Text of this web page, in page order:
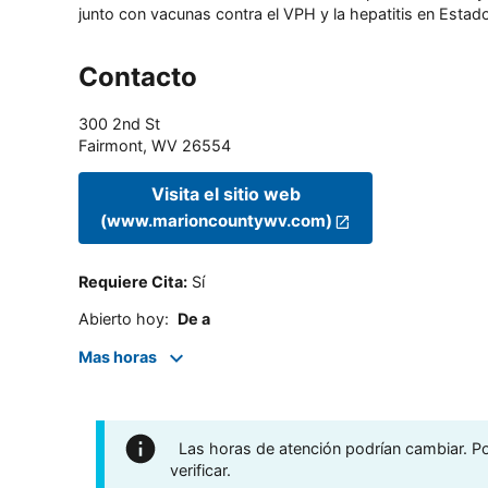
junto con vacunas contra el VPH y la hepatitis en
Contacto
300 2nd St
Fairmont, WV 26554
Visita el sitio web
(www.marioncountywv.com)
Requiere Cita: Sí
Abierto hoy: De a
Mas horas
Las horas de atención podrían cambiar.
verificar.